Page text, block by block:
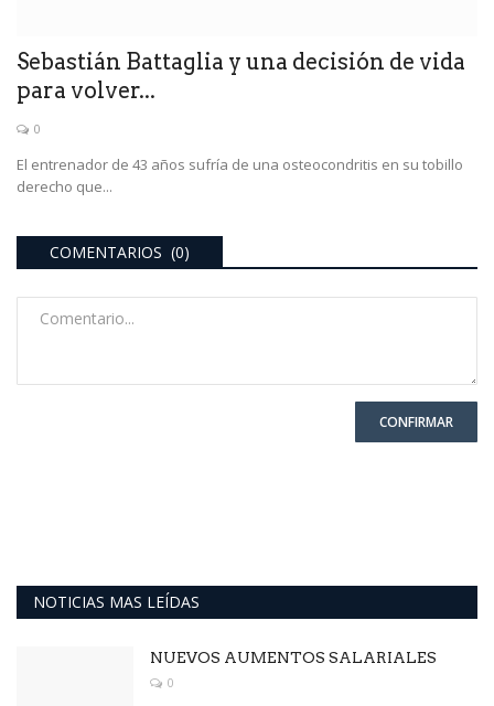
Sebastián Battaglia y una decisión de vida
para volver...
0
El entrenador de 43 años sufría de una osteocondritis en su tobillo
derecho que...
COMENTARIOS (0)
CONFIRMAR
NOTICIAS MAS LEÍDAS
NUEVOS AUMENTOS SALARIALES
0